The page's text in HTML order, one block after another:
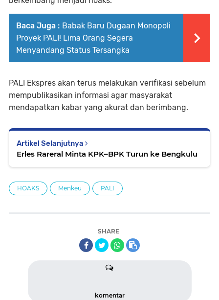
Baca Juga : Babak Baru Dugaan Monopoli
Proyek PALI! Lima Orang Segera
Menyandang Status Tersangka
PALI Ekspres akan terus melakukan verifikasi sebelum
mempublikasikan informasi agar masyarakat
mendapatkan kabar yang akurat dan berimbang.
Artikel Selanjutnya
Erles Rareral Minta KPK–BPK Turun ke Bengkulu
HOAKS Menkeu PALI
SHARE
komentar